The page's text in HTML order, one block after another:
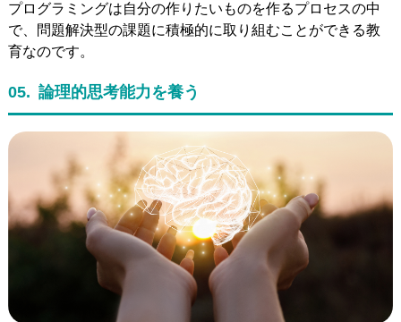
プログラミングは自分の作りたいものを作るプロセスの中
で、問題解決型の課題に積極的に取り組むことができる教
育なのです。
05. 論理的思考能力を養う